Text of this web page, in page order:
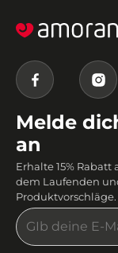
Melde
an
Erhalte 15%
dem Laufenden
Produktvorschläge.